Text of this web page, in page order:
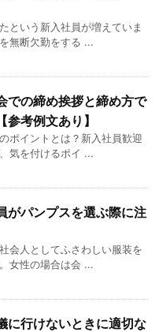
という新入社員が増えていま
無断欠勤をする ...
での締め挨拶と締め方で
考例文あり】
ポイントとは？新入社員歓迎
気を付けるポイ ...
がパンプスを選ぶ際に注
会人としてふさわしい服装を
女性の場合は会 ...
に行けないときに適切な